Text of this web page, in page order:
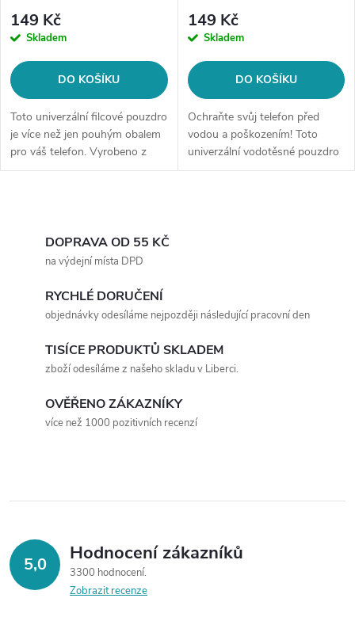
149 Kč
Skladem
DO KOŠÍKU
Toto univerzální filcové pouzdro
je více než jen pouhým obalem
pro váš telefon. Vyrobeno z
vysoce kvalitního filcu, nabízí
149 Kč
Skladem
DO KOŠÍKU
Ochraňte svůj telefon před
vodou a poškozením! Toto
univerzální vodotěsné pouzdro
je ideální pro všechny, kteří
r
v
k
DOPRAVA OD 55 KČ
na výdejní místa DPD
RYCHLÉ DORUČENÍ
objednávky odesíláme nejpozději následující pracovní den
TISÍCE PRODUKTŮ SKLADEM
zboží odesíláme z našeho skladu v Liberci.
OVĚŘENO ZÁKAZNÍKY
více než 1000 pozitivních recenzí
5,0 Hodnocení zákazníků
3300 hodnocení
Zobrazit recenze